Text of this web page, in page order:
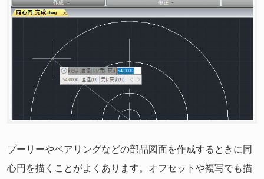
プーリーやベアリングなどの部品図面を作成するときに同
心円を描くことがよくあります。オフセットや複写でも描